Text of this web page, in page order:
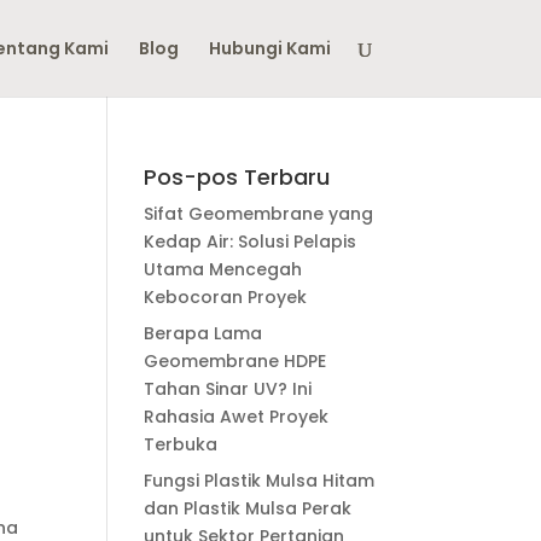
Kami Blog Hubungi Kami
Pos-pos Terbaru
Sifat Geomembrane yang
Kedap Air: Solusi Pelapis
Utama Mencegah
Kebocoran Proyek
Berapa Lama
Geomembrane HDPE
Tahan Sinar UV? Ini
Rahasia Awet Proyek
Terbuka
Fungsi Plastik Mulsa Hitam
dan Plastik Mulsa Perak
untuk Sektor Pertanian